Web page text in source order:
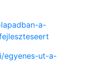
a-
egyenes-ut-a-